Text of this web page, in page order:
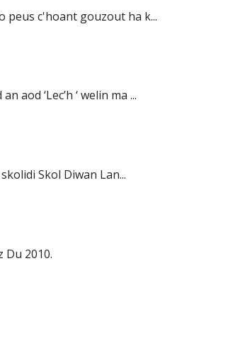
peus c'hoant gouzout ha k...
aod ‘Lec’h ‘ welin ma ...
Skol Diwan Lan...
Du 2010.